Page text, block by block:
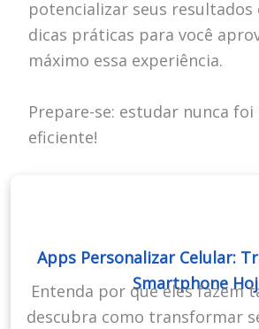
potencializar seus resultados
dicas práticas para você
máximo essa experiência.
Prepare-se: estudar nunca
eficiente!
Apps Personalizar Celular:
Smartphone
Entenda por que eles fazem
descubra como transformar